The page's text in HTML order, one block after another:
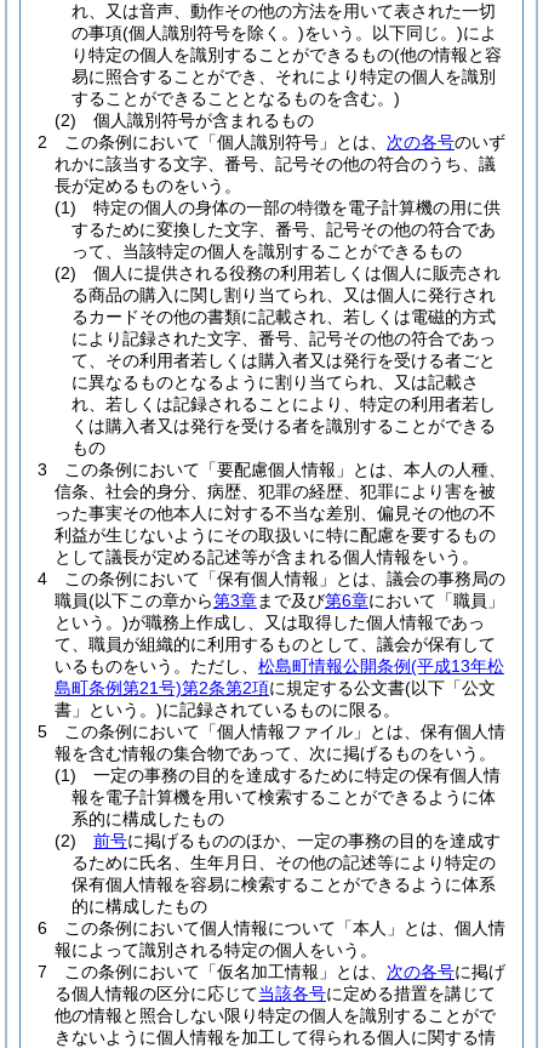
れ、又は音声、動作その他の方法を用いて表された一切
の事項(個人識別符号を除く。)をいう。以下同じ。)によ
り特定の個人を識別することができるもの(他の情報と容
易に照合することができ、それにより特定の個人を識別
することができることとなるものを含む。)
(2)
個人識別符号が含まれるもの
2
この条例において「個人識別符号」とは、 次の各号のいず
れかに該当する文字、番号、記号その他の符合のうち、議
長が定めるものをいう。
(1)
特定の個人の身体の一部の特徴を電子計算機の用に供
するために変換した文字、番号、記号その他の符合であ
って、当該特定の個人を識別することができるもの
(2)
個人に提供される役務の利用若しくは個人に販売され
る商品の購入に関し割り当てられ、又は個人に発行され
るカードその他の書類に記載され、若しくは電磁的方式
により記録された文字、番号、記号その他の符合であっ
て、その利用者若しくは購入者又は発行を受ける者ごと
に異なるものとなるように割り当てられ、又は記載さ
れ、若しくは記録されることにより、特定の利用者若し
くは購入者又は発行を受ける者を識別することができる
もの
3
この条例において「要配慮個人情報」とは、本人の人種、
信条、社会的身分、病歴、犯罪の経歴、犯罪により害を被
った事実その他本人に対する不当な差別、偏見その他の不
利益が生じないようにその取扱いに特に配慮を要するもの
として議長が定める記述等が含まれる個人情報をいう。
4
この条例において「保有個人情報」とは、議会の事務局の
職員(以下この章から第3章まで及び第6章において「職員」
という。)が職務上作成し、又は取得した個人情報であっ
て、職員が組織的に利用するものとして、議会が保有して
いるものをいう。 ただし、 松島町情報公開条例(平成13年松
島町条例第21号)第2条第2項に規定する公文書(以下「公文
書」という。)に記録されているものに限る。
5
この条例において「個人情報ファイル」とは、保有個人情
報を含む情報の集合物であって、次に掲げるものをいう。
(1)
一定の事務の目的を達成するために特定の保有個人情
報を電子計算機を用いて検索することができるように体
系的に構成したもの
(2)
前号に掲げるもののほか、一定の事務の目的を達成す
るために氏名、生年月日、その他の記述等により特定の
保有個人情報を容易に検索することができるように体系
的に構成したもの
6
この条例において個人情報について「本人」とは、個人情
報によって識別される特定の個人をいう。
7
この条例において「仮名加工情報」とは、 次の各号に掲げ
る個人情報の区分に応じて当該各号に定める措置を講じて
他の情報と照合しない限り特定の個人を識別することがで
きないように個人情報を加工して得られる個人に関する情